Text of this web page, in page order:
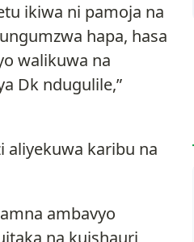
ikiwa ni pamoja na
hapa, hasa
walikuwa na
Dk ndugulile,”
aliyekuwa karibu na
ambavyo